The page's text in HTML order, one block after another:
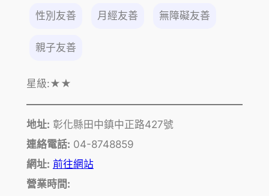
性別友善 月經友善 無障礙友善
親子友善
星級:★★
地址: 彰化縣田中鎮中正路427號
連絡電話: 04-8748859
網址: 前往網站
營業時間: